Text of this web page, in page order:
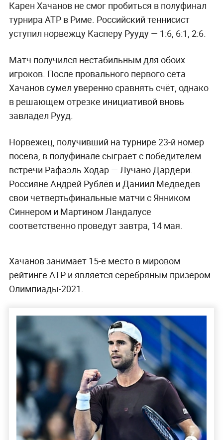
Карен Хачанов не смог пробиться в полуфинал
турнира ATP в Риме. Российский теннисист
уступил норвежцу Касперу Рууду — 1:6, 6:1, 2:6.
Матч получился нестабильным для обоих
игроков. После провального первого сета
Хачанов сумел уверенно сравнять счёт, однако
в решающем отрезке инициативой вновь
завладел Рууд.
Норвежец, получивший на турнире 23-й номер
посева, в полуфинале сыграет с победителем
встречи Рафаэль Ходар — Лучано Дардери.
Россияне Андрей Рублёв и Даниил Медведев
свои четвертьфинальные матчи с Янником
Синнером и Мартином Ландалусе
соответственно проведут завтра, 14 мая.
Хачанов занимает 15-е место в мировом
рейтинге ATP и является серебряным призером
Олимпиады-2021.